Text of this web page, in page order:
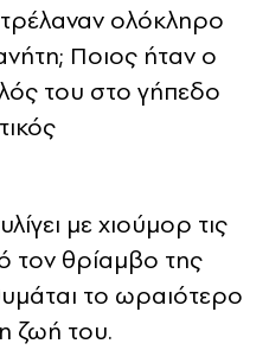
ολόκληρο
Ποιος ήταν ο
του στο γήπεδο
με χιούμορ τις
τον θρίαμβο της
το ωραιότερο
ζωή του.